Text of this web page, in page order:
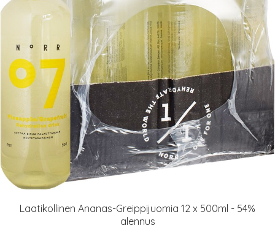
Laatikollinen Ananas-Greippijuomia 12 x 500ml - 54%
alennus